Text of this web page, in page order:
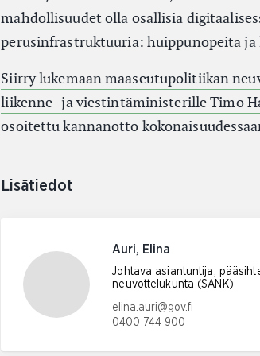
mahdollisuudet olla osallisia
perusinfrastruktuuria: huippunopeita
Siirry lukemaan maaseutupolitiikan
liikenne- ja viestintäministerille Timo
osoitettu kannanotto
Lisätiedot
Auri, Elina
Johtava asiantuntija,
neuvottelukunta (SANK)
Sähköpostiosoite:
elina.auri@gov.fi
Puhelinnumero:
0400 744 900